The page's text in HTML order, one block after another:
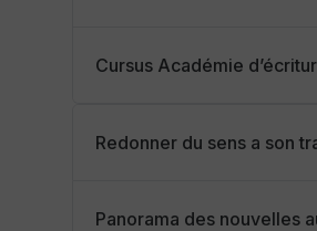
Cursus Académie
Redonner du sens a son
Panorama des nouvelles